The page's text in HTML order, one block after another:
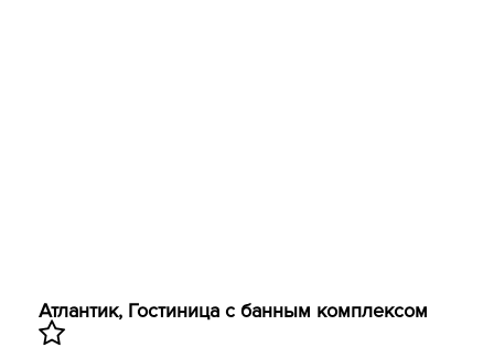
Атлантик, Гостиница с банным комплексом